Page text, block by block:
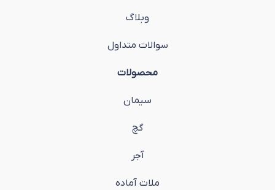
وبلاگ
سوالات متداول
محصولات
سیمان
گچ
آجر
ملات آماده